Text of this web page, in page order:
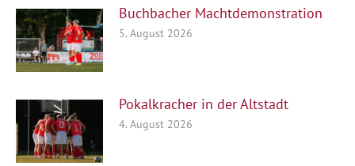
Buchbacher Machtdemonstration
5. August 2026
Pokalkracher in der Altstadt
4. August 2026